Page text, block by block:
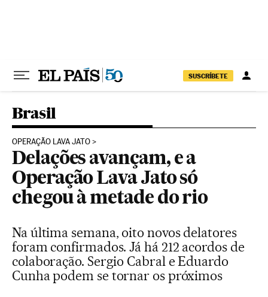
SUSCRÍBETE
Brasil
OPERAÇÃO LAVA JATO
Delações avançam, e a
Operação Lava Jato só
chegou à metade do rio
Na última semana, oito novos delatores
foram confirmados. Já há 212 acordos de
colaboração. Sergio Cabral e Eduardo
Cunha podem se tornar os próximos